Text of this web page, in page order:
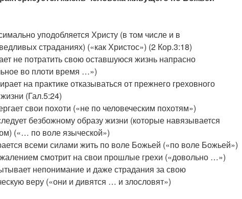
уподобляется Христу (в том числе и в
страданиях) («как Христос») (2 Кор.3:18)
не потратить свою оставшуюся жизнь напрасно
во плоти время …»)
на практике отказываться от прежнего греховного
(Гал.5:24)
свои похоти («не по человеческим похотям»)
безбожному образу жизни (которые навязывается
(«… по воле языческой»)
всеми силами жить по воле Божьей («по воле Божьей»)
смотрит на свои прошлые грехи («довольно …»)
непонимание и даже страдания за свою
веру («они и дивятся … и злословят»)